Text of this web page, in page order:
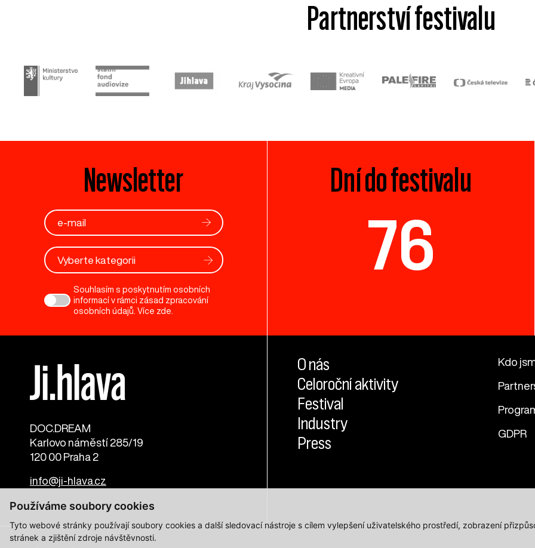
Používáme soubory cookies
Tyto webové stránky používají soubory cookies a další sledovací nástroje s cílem vylepšení uživatelského prostředí, zobrazení
stránek a zjištění zdroje návštěvnosti.
Partnerství festivalu
Newsletter
Vyberte kategorii
Souhlasím s poskytnutím osobních
informací v rámci zásad zpracování
osobních údajů. Více zde.
Dní do festivalu
76
DOC.DREAM​
Karlovo náměstí 285/19
120 00 Praha 2
info@ji-hlava.cz
O nás
Celoroční aktivity
Festival
Industry
Press
Kdo
GDPR